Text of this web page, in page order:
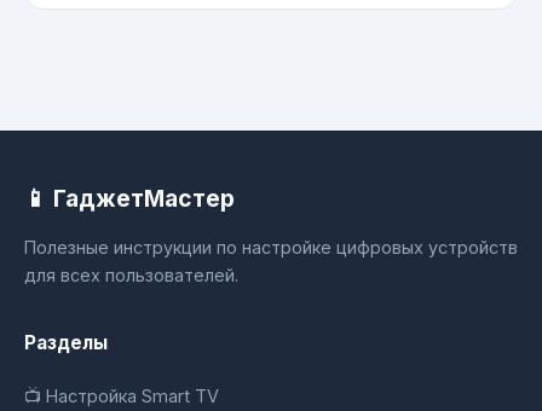
📱 ГаджетМастер
Полезные инструкции по настройке цифровых устройств
для всех пользователей.
Разделы
📺 Настройка Smart TV